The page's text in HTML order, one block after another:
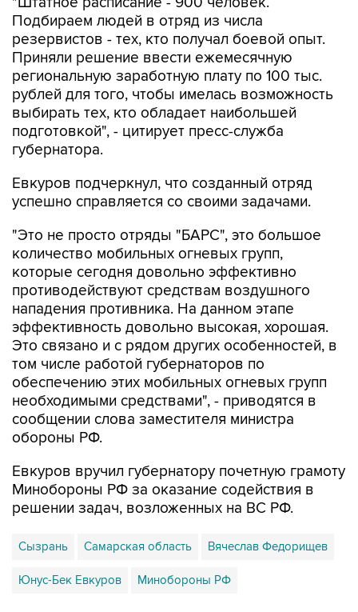
резервистов - тех, кто получал боевой опыт.
Приняли решение ввести ежемесячную
региональную заработную плату по 100 тыс.
рублей для того, чтобы имелась возможность
выбирать тех, кто обладает наибольшей
подготовкой", - цитирует пресс-служба
губернатора.
Евкуров подчеркнул, что созданный отряд
"Это не просто отряды "БАРС", это большое
которые сегодня довольно эффективно
противодействуют средствам воздушного
нападения противника. На данном этапе
эффективность довольно высокая, хорошая.
Это связано и с рядом других особенностей, в
том числе работой губернаторов по
обеспечению этих мобильных огневых групп
необходимыми средствами", - приводятся в
сообщении слова заместителя министра
обороны РФ.
Евкуров вручил губернатору почетную грамоту
решении задач, возложенных на ВС РФ.
Сызрань Самарская область Вячеслав Федорищев
Юнус-Бек Евкуров Минобороны РФ